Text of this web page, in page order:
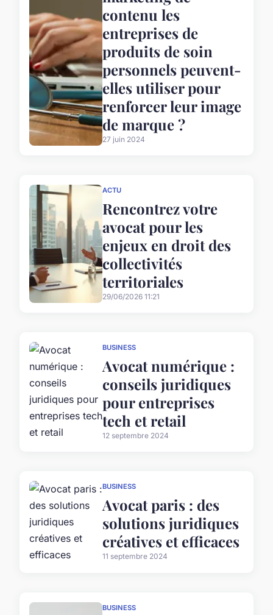
contenu les
entreprises de
produits de soin
personnels peuvent-
elles utiliser pour
renforcer leur image
de marque ?
27 juin 2024
ACTU
Rencontrez votre
avocat pour les
enjeux en droit des
collectivités
territoriales
29/06/2026 11:21
BUSINESS
Avocat numérique :
conseils juridiques
pour entreprises
tech et retail
12 septembre 2024
BUSINESS
Avocat paris : des
solutions juridiques
créatives et efficaces
11 septembre 2024
BUSINESS